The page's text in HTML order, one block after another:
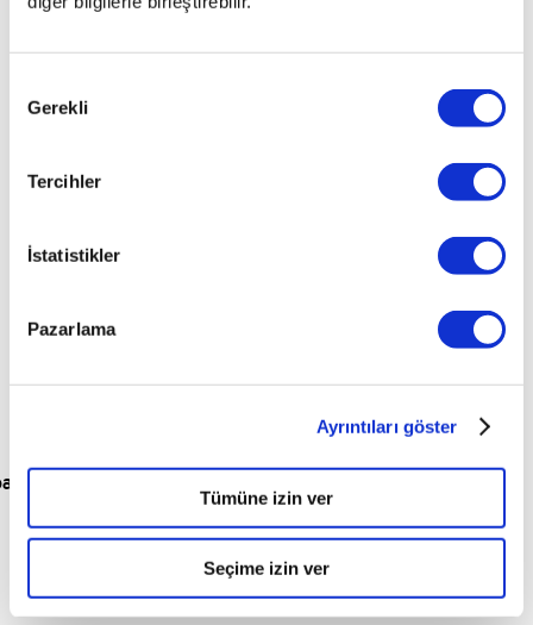
Seçimi
Gerekli
Tercihler
İstatistikler
Pazarlama
Ayrıntıları göster
Tümüne izin ver
Seçime izin ver
İsterseniz garajımızdaki araçlardan size uygun olanlarına
bakabilirsiniz.